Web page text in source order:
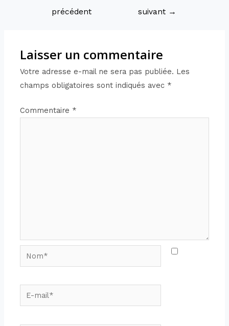
précédent
suivant →
Laisser un commentaire
Votre adresse e-mail ne sera pas publiée. Les
champs obligatoires sont indiqués avec *
Commentaire *